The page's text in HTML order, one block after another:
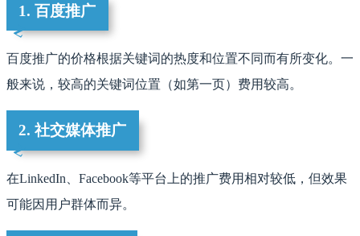
1. 百度推广
百度推广的价格根据关键词的热度和位置不同而有所变化。一
般来说，较高的关键词位置（如第一页）费用较高。
2. 社交媒体推广
在LinkedIn、Facebook等平台上的推广费用相对较低，但效果
可能因用户群体而异。